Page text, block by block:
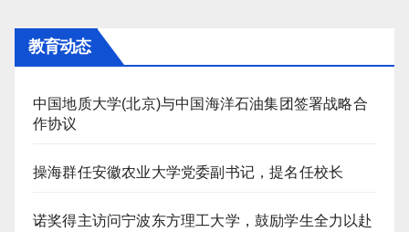
教育动态
中国地质大学(北京)与中国海洋石油集团签署战略合
作协议
操海群任安徽农业大学党委副书记，提名任校长
诺奖得主访问宁波东方理工大学，鼓励学生全力以赴